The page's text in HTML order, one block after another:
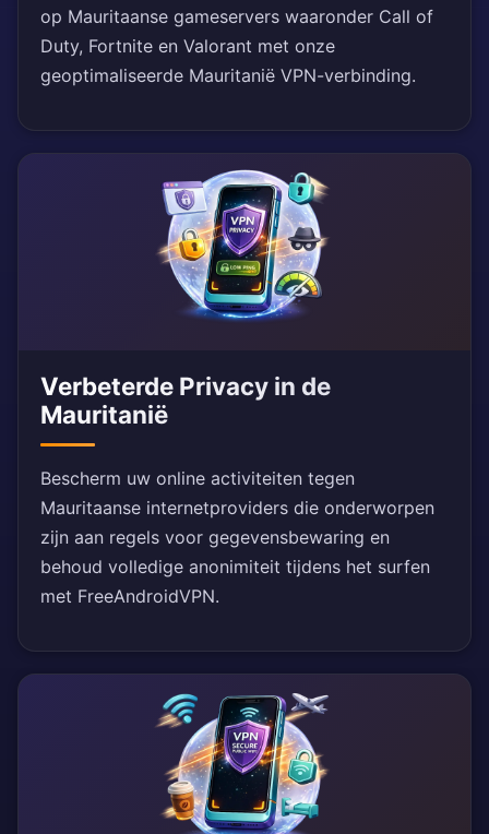
op Mauritaanse gameservers waaronder Call of
Duty, Fortnite en Valorant met onze
geoptimaliseerde Mauritanië VPN-verbinding.
Verbeterde Privacy in de
Mauritanië
Bescherm uw online activiteiten tegen
Mauritaanse internetproviders die onderworpen
zijn aan regels voor gegevensbewaring en
behoud volledige anonimiteit tijdens het surfen
met FreeAndroidVPN.